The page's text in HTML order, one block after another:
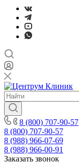
8 (800) 707-90-57
8 (800) 707-90-57
8 (988) 966-07-69
8 (988) 966-00-91
Заказать звонок